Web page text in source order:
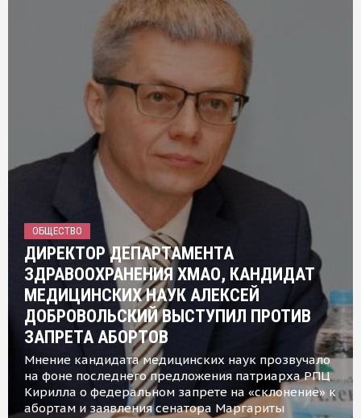
ОБЩЕСТВО
ДИРЕКТОР ДЕПАРТАМЕНТА
ЗДРАВООХРАНЕНИЯ ХМАО, КАНДИДАТ
МЕДИЦИНСКИХ НАУК АЛЕКСЕЙ
ДОБРОВОЛЬСКИЙ ВЫСТУПИЛ ПРОТИВ
ЗАПРЕТА АБОРТОВ
Мнение кандидата медицинских наук прозвучало
на фоне последнего предложения патриарха РПЦ
Кирилла о федеральном запрете на «склонение» к
абортам и заявления сенатора Маргариты